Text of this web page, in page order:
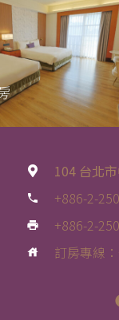
104 台北
phone +886-2-
print +886-2-
house 訂房專線